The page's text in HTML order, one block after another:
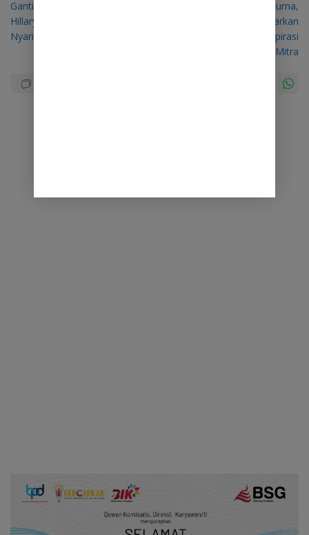
pos
Gantikan MJP di DPRD Sulut,
Hillary Tuwo Bakal “Bersuara
Nyaring” Untuk Rakyat
Dihadapan Rapat Paripurna,
Capt. Remly Kandoli Paparkan
Secara Lengkap Aspirasi
Masyarakat Minsel – Mitra